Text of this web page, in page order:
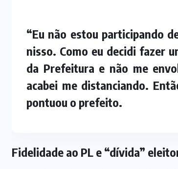
“Eu não estou participando
nisso. Como eu decidi fazer
da Prefeitura e não me
acabei me distanciando.
pontuou o prefeito.
Fidelidade ao PL e “dívida”